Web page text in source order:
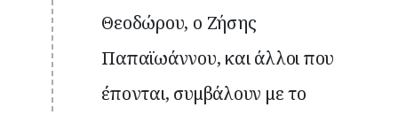
Θεοδώρου, ο Ζήσης
Παπαϊωάννου, και άλλοι που
έπονται, συμβάλουν με το